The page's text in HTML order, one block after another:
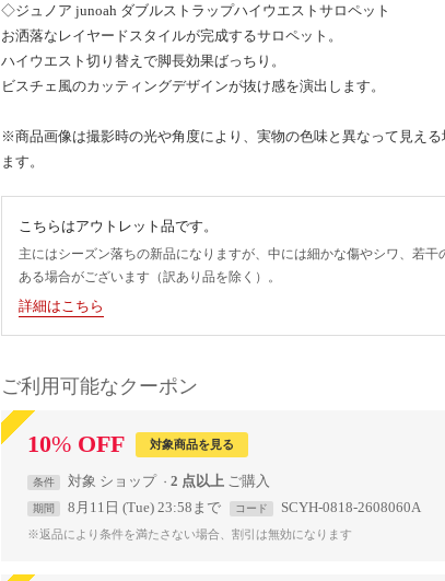
◇ジュノア junoah ダブルストラップハイウエストサロペット
お洒落なレイヤードスタイルが完成するサロペット。
ハイウエスト切り替えで脚長効果ばっちり。
ビスチェ風のカッティングデザインが抜け感を演出します。
※商品画像は撮影時の光や角度により、実物の色味と異なって見え
ます。
こちらはアウトレット品です。
主にはシーズン落ちの新品になりますが、中には細かな傷やシワ、若干
ある場合がございます（訳あり品を除く）。
詳細はこちら
ご利用可能なクーポン
10% OFF 対象商品を見る
条件 対象 ショップ 2 点以上
期間 8月11日 (Tue) 23:58まで コード SCYH-0818-2608060A
※返品により条件を満たさない場合、割引は無効になります